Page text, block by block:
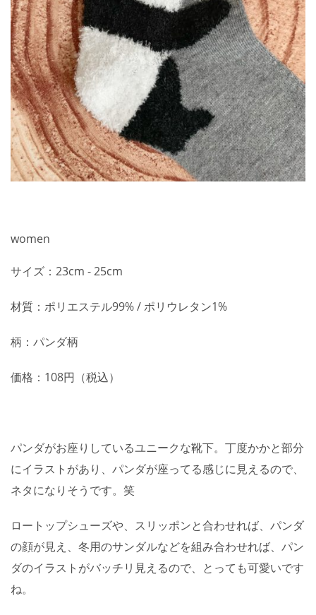
women
サイズ：23cm - 25cm
材質：ポリエステル99% / ポリウレタン1%
柄：パンダ柄
価格：108円（税込）
パンダがお座りしているユニークな靴下。丁度かかと部分
にイラストがあり、パンダが座ってる感じに見えるので、
ネタになりそうです。笑
ロートップシューズや、スリッポンと合わせれば、パンダ
の顔が見え、冬用のサンダルなどを組み合わせれば、パン
ダのイラストがバッチリ見えるので、とっても可愛いです
ね。